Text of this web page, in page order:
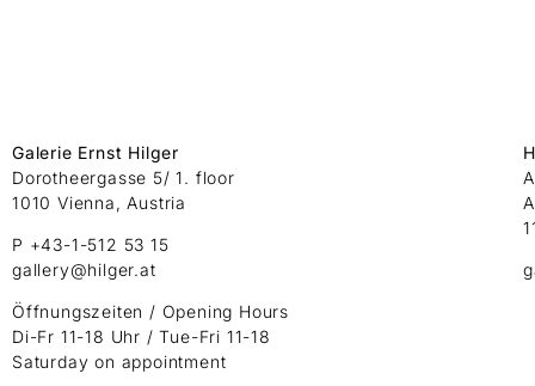
Galerie Ernst Hilger
Dorotheergasse 5/ 1. floor
1010 Vienna, Austria
P +43-1-512 53 15
gallery@hilger.at
Öffnungszeiten / Opening Hours
Di-Fr 11-18 Uhr / Tue-Fri 11-18
Saturday on appointment